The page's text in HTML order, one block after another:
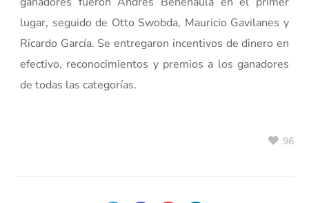
lugar, seguido de Otto Swobda, Mauricio Gavilanes y
Ricardo García. Se entregaron incentivos de dinero en
efectivo, reconocimientos y premios a los ganadores
de todas las categorías.
96